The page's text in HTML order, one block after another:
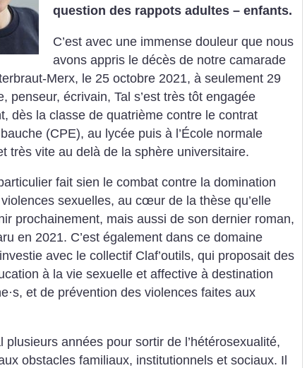
question des rappots adultes – enfants.
C’est avec une immense douleur que nous
avons appris le décès de notre camarade
Merx, le 25 octobre 2021, à seulement 29
penseur, écrivain, Tal s’est très tôt engagée
dès la classe de quatrième contre le contrat
(CPE), au lycée puis à l’École normale
très vite au delà de la sphère universitaire.
fait sien le combat contre la domination
sexuelles, au cœur de la thèse qu’elle
prochainement, mais aussi de son dernier roman,
en 2021. C’est également dans ce domaine
investie avec le collectif Claf’outils, qui proposait des
à la vie sexuelle et affective à destination
·s, et de prévention des violences faites aux
plusieurs années pour sortir de l’hétérosexualité,
obstacles familiaux, institutionnels et sociaux. Il